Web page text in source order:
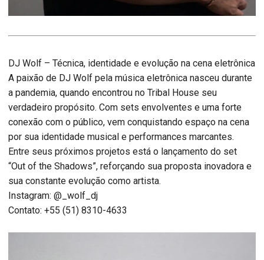
DJ Wolf – Técnica, identidade e evolução na cena eletrônica
A paixão de DJ Wolf pela música eletrônica nasceu durante
a pandemia, quando encontrou no Tribal House seu
verdadeiro propósito. Com sets envolventes e uma forte
conexão com o público, vem conquistando espaço na cena
por sua identidade musical e performances marcantes.
Entre seus próximos projetos está o lançamento do set
“Out of the Shadows”, reforçando sua proposta inovadora e
sua constante evolução como artista.
Instagram: @_wolf_dj
Contato: +55 (51) 8310-4633